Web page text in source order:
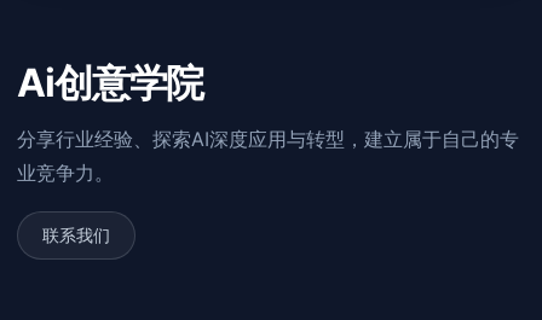
Ai创意学院
分享行业经验、探索AI深度应用与转型，建立属于自己的专
业竞争力。
联系我们